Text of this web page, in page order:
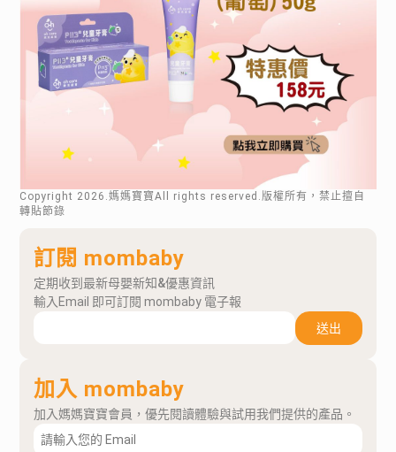
Copyright 2026 .媽媽寶寶All rights reserved.版權所有，禁止擅自
轉貼節錄
訂閱 mombaby
定期收到最新母嬰新知&優惠資訊
輸入Email 即可訂閱 mombaby 電子報
送出
加入 mombaby
加入媽媽寶寶會員，優先閱讀體驗與試用我們提供的產品。